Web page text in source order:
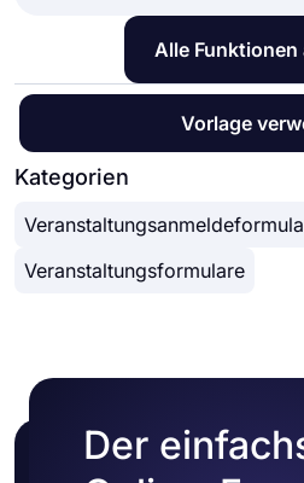
Alle Funktionen
Vorlage
Kategorien
Veranstaltungsformulare
Der